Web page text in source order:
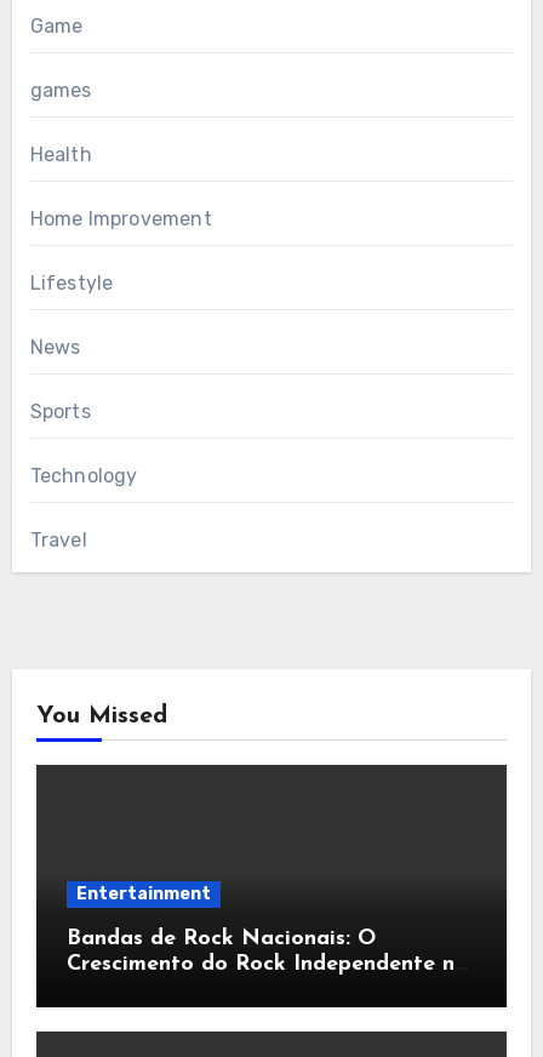
Game
games
Health
Home Improvement
Lifestyle
News
Sports
Technology
Travel
You Missed
Entertainment
Bandas de Rock Nacionais: O
Crescimento do Rock Independente no